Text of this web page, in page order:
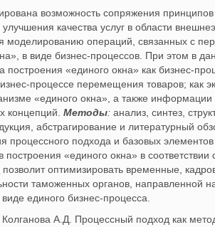
возможность сопряжения
качества услуг в области
моделированию операций, связанных с
в виде бизнес-процессов. При этом в
построения «единого окна» как бизнес-
процессе перемещения товаров; как
«единого окна», а также
концепций. Методы: анализ, синтез,
абстрагирование и литературный
процессного подхода и базовых
построения «единого окна» в
оптимизировать временные,
таможенных органов, направленной
единого бизнес-процесса.
Колганова А.Д. Процессный подход как